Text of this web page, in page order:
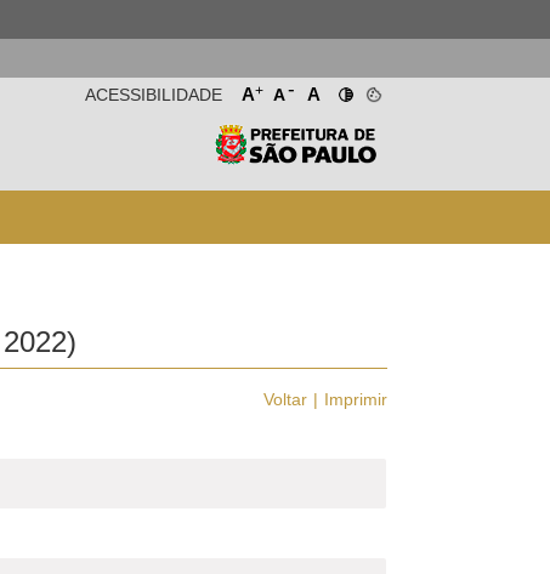
A+ A- A
ACESSIBILIDADE
Voltar Imprimir